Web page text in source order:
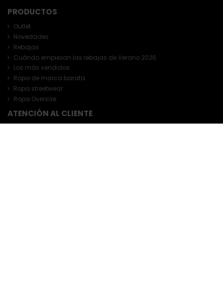
PRODUCTOS
Outlet
Novedades
Rebajas
Cuándo empiezan las rebajas de Verano 2026
Los más vendidos
Ropa de marca barata
Ropa streetwear
Ropa Oversize
ATENCIÓN AL CLIENTE